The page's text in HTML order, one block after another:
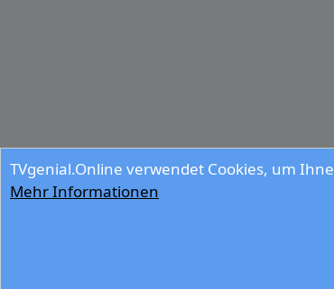
TVgenial.Online verwendet Cookies, um
Mehr Informationen